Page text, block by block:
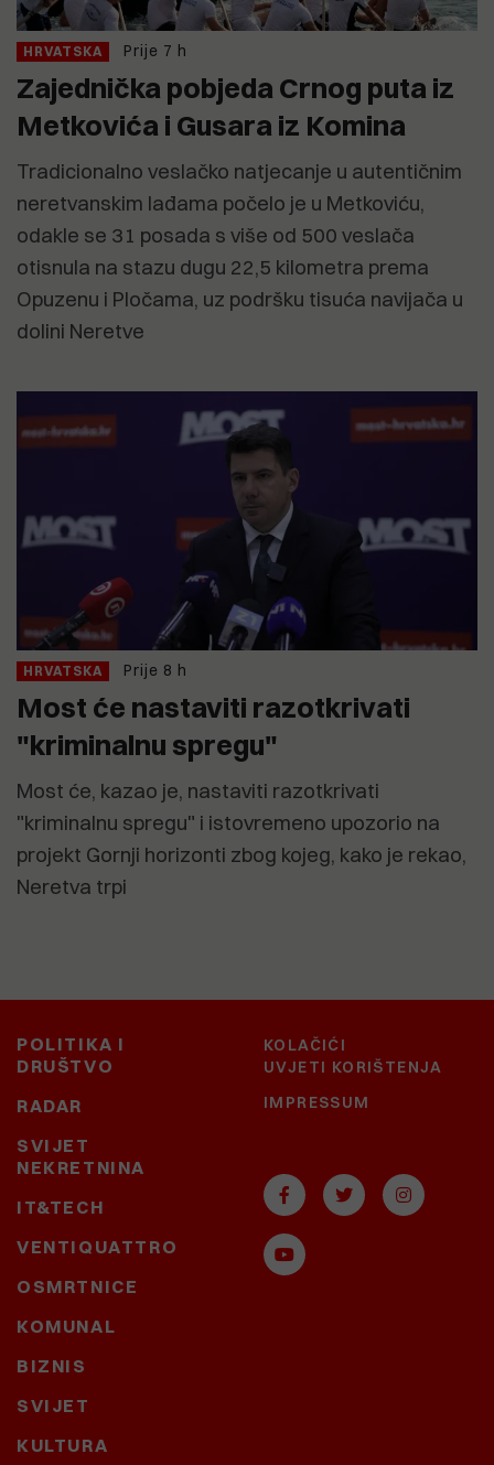
HRVATSKA Prije 7 h
Zajednička pobjeda Crnog puta iz
Metkovića i Gusara iz Komina
Tradicionalno veslačko natjecanje u autentičnim
neretvanskim lađama počelo je u Metkoviću,
odakle se 31 posada s više od 500 veslača
otisnula na stazu dugu 22,5 kilometra prema
Opuzenu i Pločama, uz podršku tisuća navijača u
dolini Neretve
HRVATSKA Prije 8 h
Most će nastaviti razotkrivati
"kriminalnu spregu"
Most će, kazao je, nastaviti razotkrivati
"kriminalnu spregu" i istovremeno upozorio na
projekt Gornji horizonti zbog kojeg, kako je rekao,
Neretva trpi
POLITIKA I
DRUŠTVO
RADAR
SVIJET
NEKRETNINA
IT&TECH
VENTIQUATTRO
OSMRTNICE
KOMUNAL
BIZNIS
SVIJET
KULTURA
KOLAČIĆI
UVJETI KORIŠTENJA
IMPRESSUM